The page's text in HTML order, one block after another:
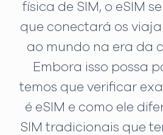
física de SIM, o eSIM
que conectará os
ao mundo na era da
Embora isso possa
temos que verificar
é eSIM e como ele
SIM tradicionais que